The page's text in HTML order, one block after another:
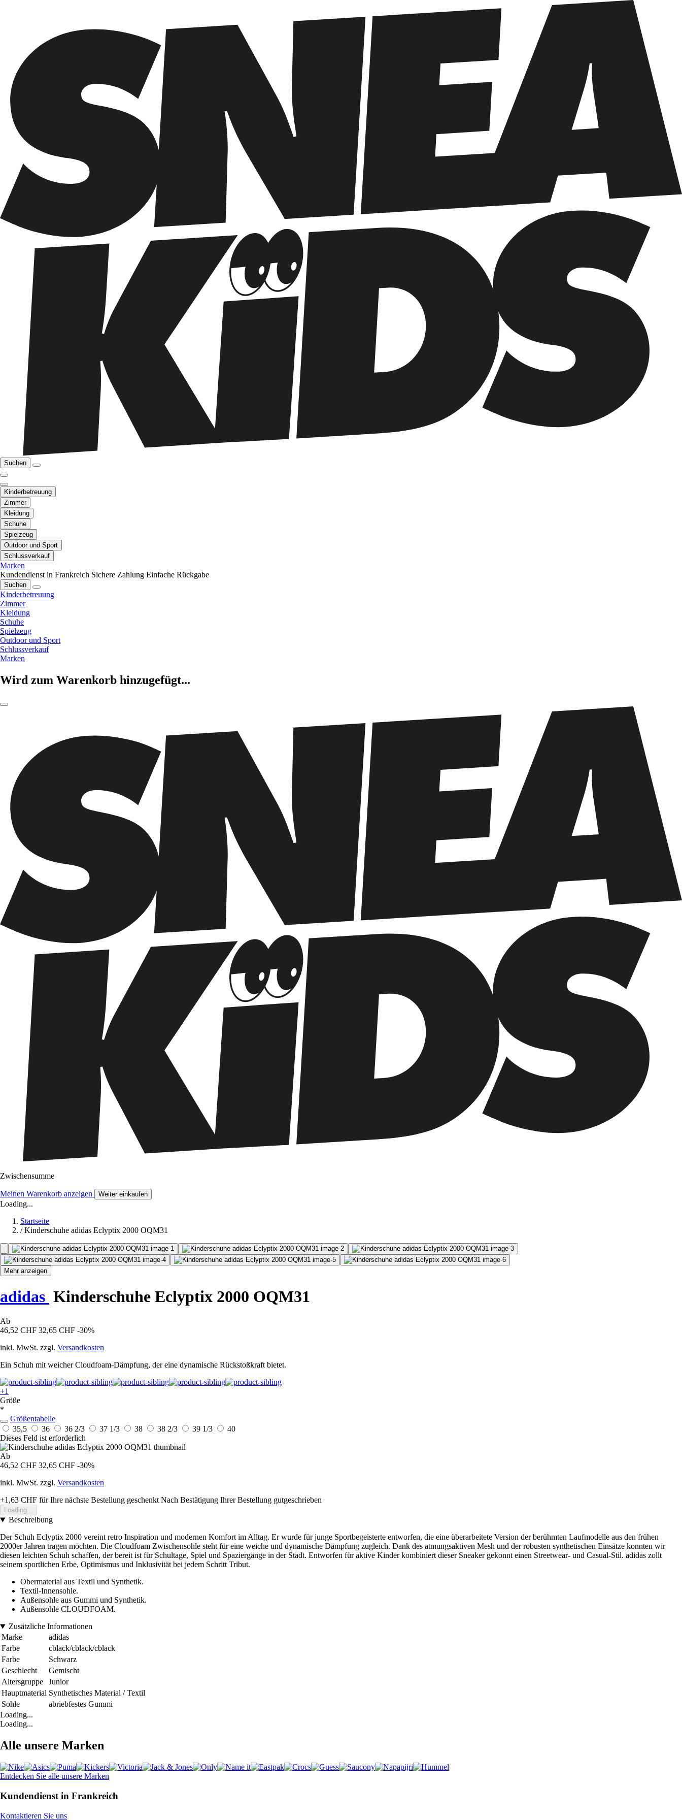
Suchen
Kinderbetreuung
Zimmer
Kleidung
Schuhe
Spielzeug
Outdoor und Sport
Schlussverkauf
Marken
Kundendienst in Frankreich Sichere Zahlung Einfache Rückgabe
Suchen
Kinderbetreuung
Zimmer
Kleidung
Schuhe
Spielzeug
Outdoor und Sport
Schlussverkauf
Marken
Wird zum Warenkorb hinzugefügt...
Zwischensumme
Meinen Warenkorb anzeigen Weiter einkaufen
Loading...
Startseite
/ Kinderschuhe adidas Eclyptix 2000 OQM31
Mehr anzeigen
adidas Kinderschuhe Eclyptix 2000 OQM31
Ab
46,52 CHF 32,65 CHF -30%
inkl. MwSt. zzgl. Versandkosten
Ein Schuh mit weicher Cloudfoam-Dämpfung, der eine dynamische Rückstoßkraft bietet.
+1
Größe
*
Größentabelle
35,5
36 36 2/3 37 1/3 38 38 2/3 39 1/3
40
Dieses Feld ist erforderlich
Ab
46,52 CHF 32,65 CHF -30%
inkl. MwSt. zzgl. Versandkosten
+1,63 CHF für Ihre nächste Bestellung geschenkt Nach Bestätigung Ihrer Bestellung gutgeschrieben
Loading...
Beschreibung
Der Schuh Eclyptix 2000 vereint retro Inspiration und modernen Komfort im Alltag. Er wurde für junge Sportbegeisterte entworfen, die eine überarbeitete Version der berühmten Laufmodelle aus den frühen
2000er Jahren tragen möchten. Die Cloudfoam Zwischensohle steht für eine weiche und dynamische Dämpfung zugleich. Dank des atmungsaktiven Mesh und der robusten synthetischen Einsätze konnten wir
diesen leichten Schuh schaffen, der bereit ist für Schultage, Spiel und Spaziergänge in der Stadt. Entworfen für aktive Kinder kombiniert dieser Sneaker gekonnt einen Streetwear- und Casual-Stil. adidas zollt
seinem sportlichen Erbe, Optimismus und Inklusivität bei jedem Schritt Tribut.
Obermaterial aus Textil und Synthetik.
Textil-Innensohle.
Außensohle aus Gummi und Synthetik.
Außensohle CLOUDFOAM.
Zusätzliche Informationen
Marke
adidas
Farbe
cblack/cblack/cblack
Farbe
Schwarz
Geschlecht
Gemischt
Altersgruppe
Junior
Hauptmaterial Synthetisches Material / Textil
Sohle
abriebfestes Gummi
Loading...
Loading...
Alle unsere Marken
Entdecken Sie alle unsere Marken
Kundendienst in Frankreich
Kontaktieren Sie uns